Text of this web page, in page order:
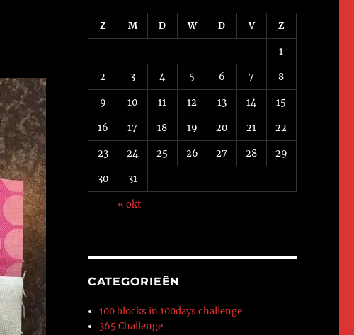
Z M D W D V Z
1
2 3 4 5 6 7 8
9 10 11 12 13 14 15
16 17 18 19 20 21 22
23 24 25 26 27 28 29
30 31
« okt
CATEGORIEËN
100 blocks in 100days challenge
365 Challenge